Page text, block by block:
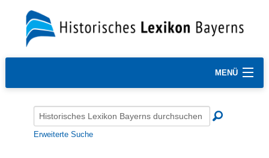
MENÜ
Erweiterte Suche